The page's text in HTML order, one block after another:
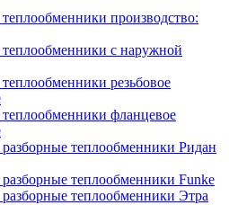
производство:
с наружной
резьбовое
фланцевое
теплообменники Ридан
теплообменники Funke
теплообменники Этра